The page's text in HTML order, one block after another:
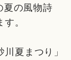
の風物詩
。
夏まつり」